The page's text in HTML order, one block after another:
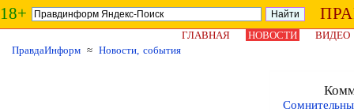
18+
ГЛАВНАЯ НОВОСТИ
ВИДЕО
ПравдаИнформ ≈ Новости, события